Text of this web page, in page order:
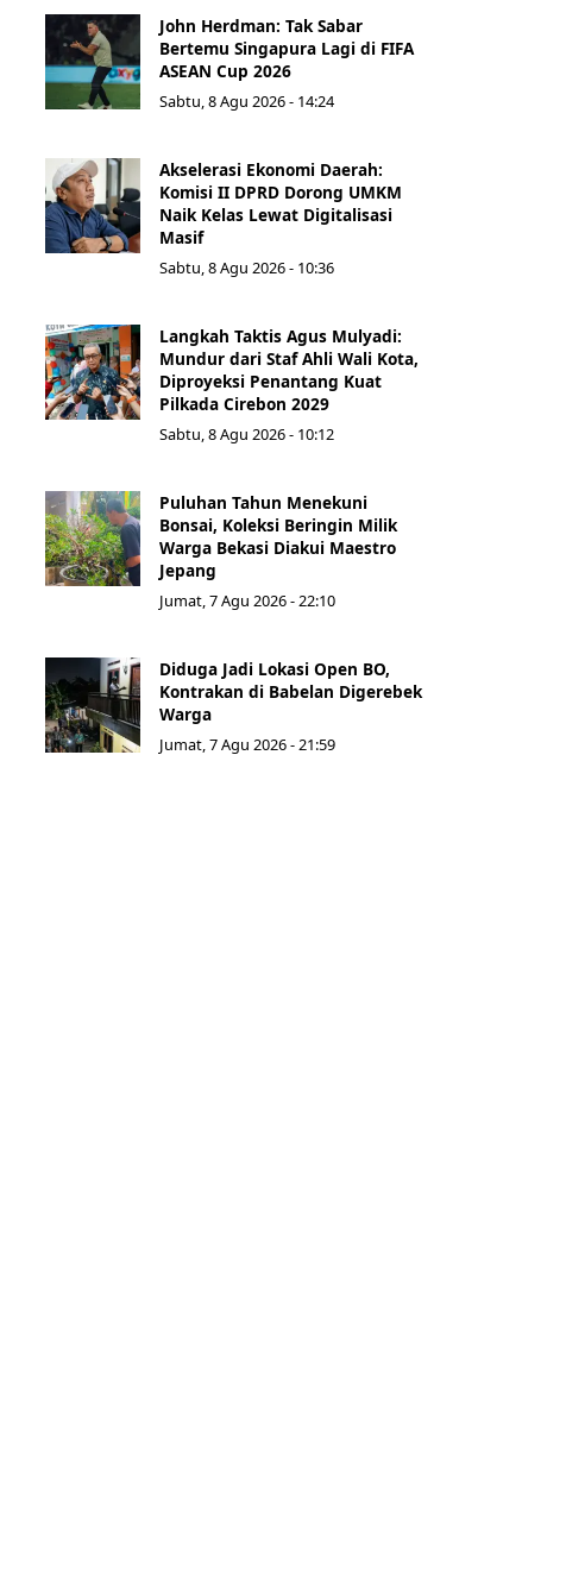
John Herdman: Tak Sabar
Bertemu Singapura Lagi di FIFA
ASEAN Cup 2026
Sabtu, 8 Agu 2026 - 14:24
Akselerasi Ekonomi Daerah:
Komisi II DPRD Dorong UMKM
Naik Kelas Lewat Digitalisasi
Masif
Sabtu, 8 Agu 2026 - 10:36
Langkah Taktis Agus Mulyadi:
Mundur dari Staf Ahli Wali Kota,
Diproyeksi Penantang Kuat
Pilkada Cirebon 2029
Sabtu, 8 Agu 2026 - 10:12
Puluhan Tahun Menekuni
Bonsai, Koleksi Beringin Milik
Warga Bekasi Diakui Maestro
Jepang
Jumat, 7 Agu 2026 - 22:10
Diduga Jadi Lokasi Open BO,
Kontrakan di Babelan Digerebek
Warga
Jumat, 7 Agu 2026 - 21:59